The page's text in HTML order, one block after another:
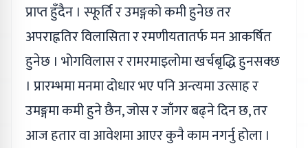
प्राप्त हुँदैन । स्फूर्ति र उमङ्गको कमी हुनेछ तर
अपराह्नतिर विलासिता र रमणीयतातर्फ मन आकर्षित
हुनेछ । भोगविलास र रामरमाइलोमा खर्चबृद्धि हुनसक्छ
। प्रारम्भमा मनमा दोधार भए पनि अन्त्यमा उत्साह र
उमङ्गमा कमी हुने छैन, जोस र जाँगर बढ्ने दिन छ, तर
आज हतार वा आवेशमा आएर कुनै काम नगर्नु होला ।